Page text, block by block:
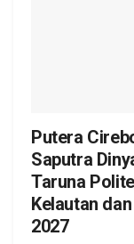
Putera
Saputra
Taruna
Kelautan
2027